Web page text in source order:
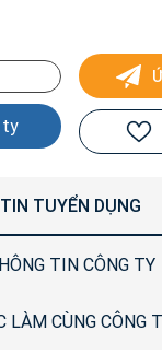
ty
TIN TUYỂN DỤNG
TIN CÔNG TY
LÀM CÙNG CÔNG